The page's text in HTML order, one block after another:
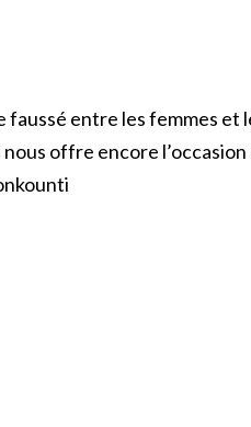
faussé entre les femmes
offre encore